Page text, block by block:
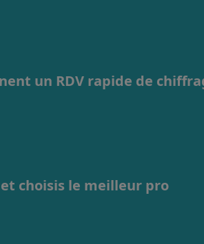
un RDV rapide de
choisis le meilleur pro